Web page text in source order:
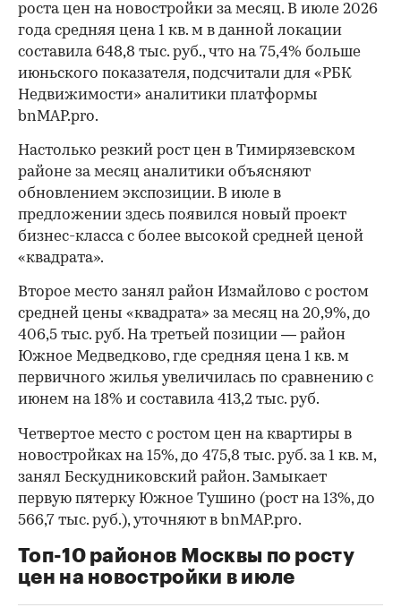
роста цен на новостройки за месяц. В июле 2026
года средняя цена 1 кв. м в данной локации
составила 648,8 тыс. руб., что на 75,4% больше
июньского показателя, подсчитали для «РБК
Недвижимости» аналитики платформы
bnMAP.pro.
Настолько резкий рост цен в Тимирязевском
районе за месяц аналитики объясняют
обновлением экспозиции. В июле в
предложении здесь появился новый проект
бизнес-класса с более высокой средней ценой
«квадрата».
Второе место занял район Измайлово с ростом
средней цены «квадрата» за месяц на 20,9%, до
406,5 тыс. руб. На третьей позиции — район
Южное Медведково, где средняя цена 1 кв. м
первичного жилья увеличилась по сравнению с
июнем на 18% и составила 413,2 тыс. руб.
00:00 / 00:00
Четвертое место с ростом цен на квартиры в
новостройках на 15%, до 475,8 тыс. руб. за 1 кв. м,
занял Бескудниковский район. Замыкает
первую пятерку Южное Тушино (рост на 13%, до
566,7 тыс. руб.), уточняют в bnMAP.pro.
Топ-10 районов Москвы по росту
цен на новостройки в июле